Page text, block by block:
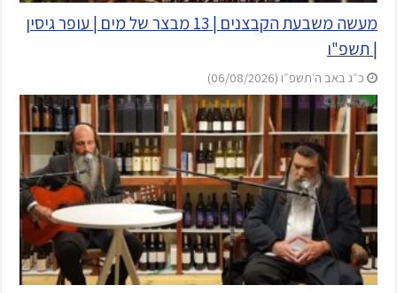
מעשה משבעת הקבצנים | 13 מבצר של מים | עופר גיסין
| תשפ"ו
כ״ג באב ה׳תשפ״ו (06/08/2026)